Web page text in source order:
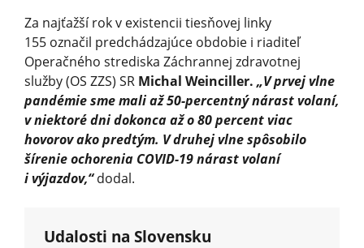
Za najťažší rok v existencii tiesňovej linky
155 označil predchádzajúce obdobie i riaditeľ
Operačného strediska Záchrannej zdravotnej
služby (OS ZZS) SR Michal Weinciller. „V prvej vlne
pandémie sme mali až 50-percentný nárast volaní,
v niektoré dni dokonca až o 80 percent viac
hovorov ako predtým. V druhej vlne spôsobilo
šírenie ochorenia COVID-19 nárast volaní
i výjazdov,“do­dal.
Udalosti na Slovensku